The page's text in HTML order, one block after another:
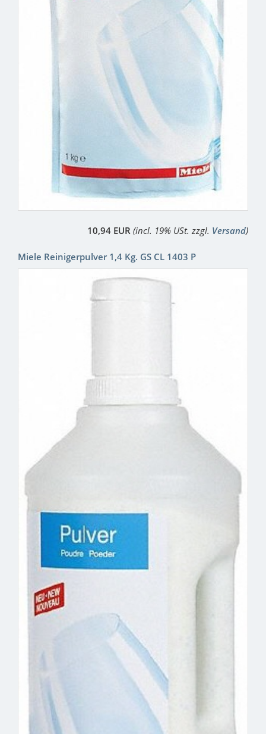
10,94 EUR (incl. 19% USt. zzgl. Versand)
Miele Reinigerpulver 1,4 Kg. GS CL 1403 P